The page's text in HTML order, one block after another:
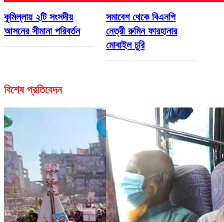
কুমিল্লায় ২টি সংসদীয়
আসনের সীমানা পরিবর্তন
সমাবেশ থেকে বিএনপি
নেত্রী রুমিন ফারহানার
মোবাইল চুরি
বিশেষ প্রতিবেদন